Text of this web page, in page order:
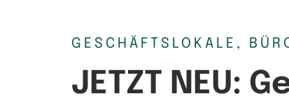
GESCHÄFTSLOKALE,
JETZT NEU: